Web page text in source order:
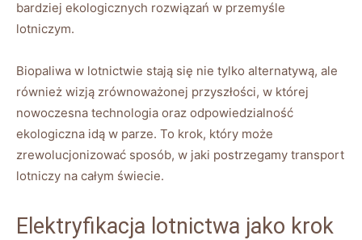
bardziej ekologicznych rozwiązań w przemyśle
lotniczym.
Biopaliwa w lotnictwie stają się nie tylko alternatywą, ale
również wizją zrównoważonej przyszłości, w której
nowoczesna technologia oraz odpowiedzialność
ekologiczna idą w parze. To krok, który może
zrewolucjonizować sposób, w jaki postrzegamy transport
lotniczy na całym świecie.
Elektryfikacja lotnictwa jako krok